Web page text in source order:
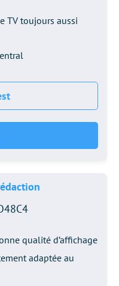
TV toujours aussi
qualité d’affichage
adaptée au